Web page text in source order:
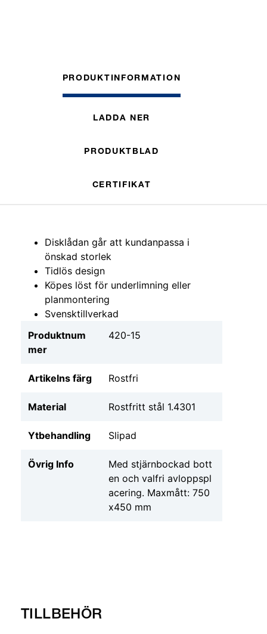
PRODUKTINFORMATION
LADDA NER
PRODUKTBLAD
CERTIFIKAT
Disklådan går att kundanpassa i
önskad storlek
Tidlös design
Köpes löst för underlimning eller
planmontering
Svensktillverkad
Produktnum
mer
420-15
Artikelns färg Rostfri
Material Rostfritt stål 1.4301
Ytbehandling Slipad
Övrig Info
Med stjärnbockad bott
en och valfri avloppspl
acering. Maxmått: 750
x450 mm
TILLBEHÖR